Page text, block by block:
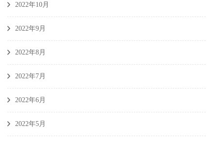
2022年10月
2022年9月
2022年8月
2022年7月
2022年6月
2022年5月